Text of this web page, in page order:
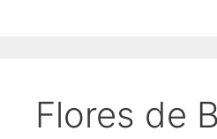
Flores de